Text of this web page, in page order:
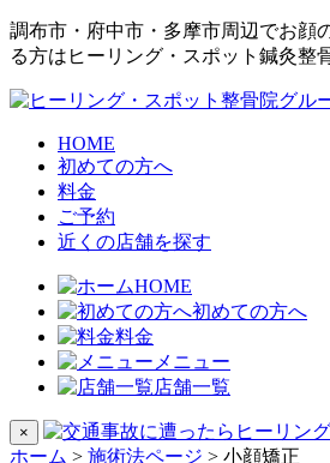
調布市・府中市・多摩市周辺でお顔
る方はヒーリング・スポット鍼灸整
HOME
初めての方へ
料金
ご予約
近くの店舗を探す
HOME
初めての方へ
料金
メニュー
店舗一覧
×
ホーム > 施術法ページ > 小顔矯正